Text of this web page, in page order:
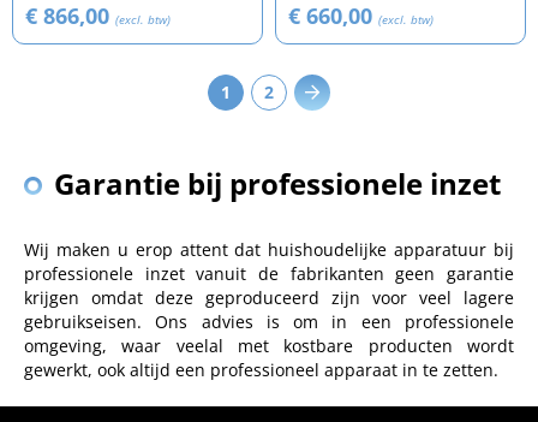
€ 866,00 (excl. btw) € 660,00 (excl. btw)
1 2
Garantie bij professionele inzet
Wij maken u erop attent dat huishoudelijke apparatuur bij
professionele inzet vanuit de fabrikanten geen garantie
krijgen omdat deze geproduceerd zijn voor veel lagere
gebruikseisen. Ons advies is om in een professionele
omgeving, waar veelal met kostbare producten wordt
gewerkt, ook altijd een professioneel apparaat in te zetten.